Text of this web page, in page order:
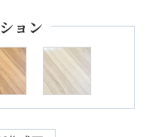
ョン